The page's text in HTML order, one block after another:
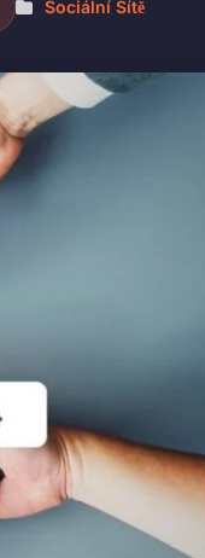
Sociální Sítě